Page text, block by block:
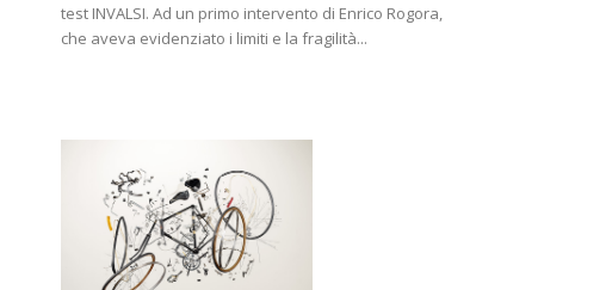
test INVALSI. Ad un primo intervento di Enrico Rogora,
che aveva evidenziato i limiti e la fragilità...